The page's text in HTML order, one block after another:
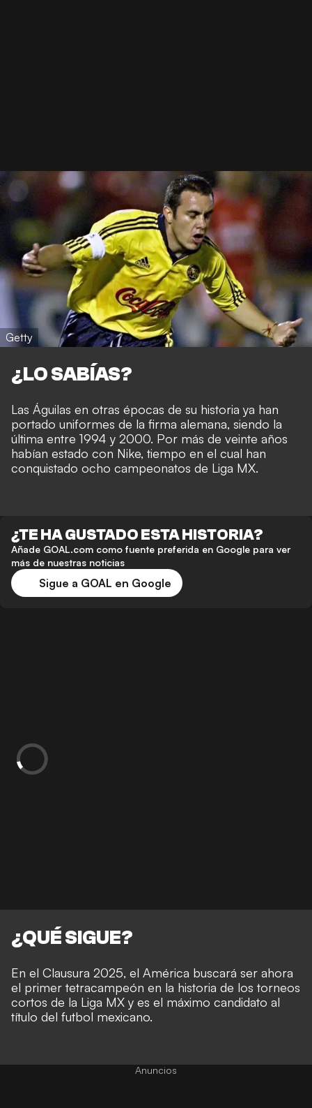
Getty
¿LO SABÍAS?
Las Águilas en otras épocas de su historia ya han
portado uniformes de la firma alemana, siendo la
última entre 1994 y 2000. Por más de veinte años
habían estado con Nike, tiempo en el cual han
conquistado ocho campeonatos de Liga MX.
¿TE HA GUSTADO ESTA HISTORIA?
Añade GOAL.com como fuente preferida en Google para ver
más de nuestras noticias
Sigue a GOAL en Google
¿QUÉ SIGUE?
En el Clausura 2025, el América buscará ser ahora
el primer tetracampeón en la historia de los torneos
cortos de la Liga MX y es el máximo candidato al
título del futbol mexicano.